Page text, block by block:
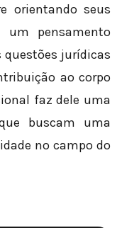
orientando seus
um pensamento
jurídicas
ao corpo
faz dele uma
buscam uma
no campo do